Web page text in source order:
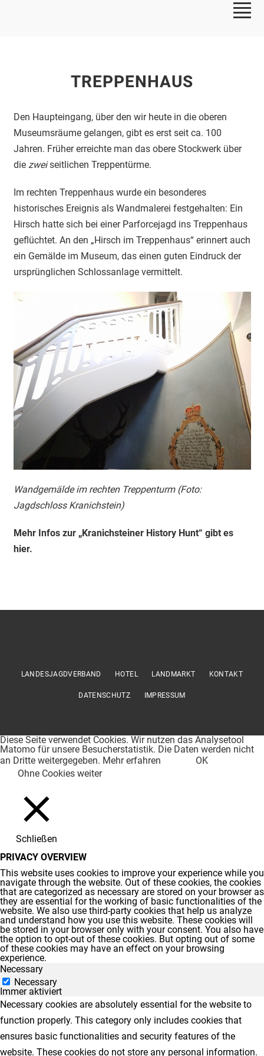
TREPPENHAUS
Den Haupteingang, über den wir heute in die oberen
Museumsräume gelangen, gibt es erst seit ca. 100
Jahren. Früher erreichte man das obere Stockwerk über
die zweiseitlichen Treppentürme.
Im rechten Treppenhaus wurde ein besonderes
historisches Ereignis als Wandmalerei festgehalten: Ein
Hirsch hatte sich bei einer Parforcejagd ins Treppenhaus
geflüchtet. An den „Hirsch im Treppenhaus“ erinnert auch
ein Gemälde im Museum, das einen guten Eindruck der
ursprünglichen Schlossanlage vermittelt.
Wandgemälde im rechten Treppenturm (Foto:
Jagdschloss Kranichstein)
Mehr Infos zur „Kranichsteiner History Hunt“ gibt es
hier.
LANDESJAGDVERBAND HOTEL LANDMARKT KONTAKT
DATENSCHUTZ IMPRESSUM
Diese Seite verwendet Cookies. Wir nutzen das Analysetool
Matomo für unsere Besucherstatistik. Die Daten werden nicht
an Dritte weitergegeben. Mehr erfahren
OK
Ohne Cookies weiter
Schließen
PRIVACY OVERVIEW
This website uses cookies to improve your experience while you
navigate through the website. Out of these cookies, the cookies
that are categorized as necessary are stored on your browser as
they are essential for the working of basic functionalities of the
website. We also use third-party cookies that help us analyze
and understand how you use this website. These cookies will
be stored in your browser only with your consent. You also have
the option to opt-out of these cookies. But opting out of some
of these cookies may have an effect on your browsing
experience.
Necessary
Necessary
Immer aktiviert
Necessary cookies are absolutely essential for the website to
function properly. This category only includes cookies that
ensures basic functionalities and security features of the
website. These cookies do not store any personal information.